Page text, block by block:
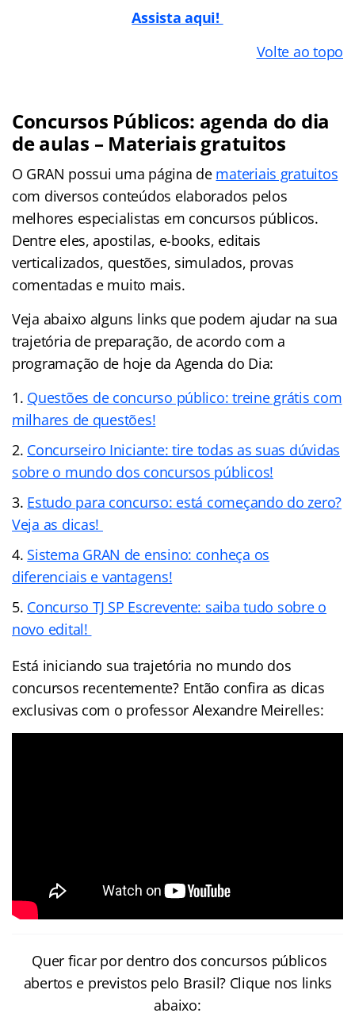
Assista aqui!
Volte ao topo
Concursos Públicos: agenda do dia
de aulas – Materiais gratuitos
O GRAN possui uma página de materiais gratuitos
com diversos conteúdos elaborados pelos
melhores especialistas em concursos públicos.
Dentre eles, apostilas, e-books, editais
verticalizados, questões, simulados, provas
comentadas e muito mais.
Veja abaixo alguns links que podem ajudar na sua
trajetória de preparação, de acordo com a
programação de hoje da Agenda do Dia:
Questões de concurso público: treine grátis com
milhares de questões!
Concurseiro Iniciante: tire todas as suas dúvidas
sobre o mundo dos concursos públicos!
Estudo para concurso: está começando do zero?
Veja as dicas!
Sistema GRAN de ensino: conheça os
diferenciais e vantagens!
Concurso TJ SP Escrevente: saiba tudo sobre o
novo edital!
Está iniciando sua trajetória no mundo dos
concursos recentemente? Então confira as dicas
exclusivas com o professor Alexandre Meirelles:
Quer ficar por dentro dos concursos públicos
abertos e previstos pelo Brasil? Clique nos links
abaixo: